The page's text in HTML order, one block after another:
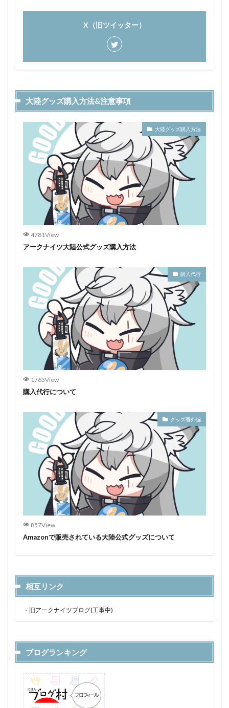
X（旧ツイッター）
大陸グッズ購入方法&注意事項
大陸グッズ購入方法
4781View
アークナイツ大陸公式グッズ購入方法
購入代行
1763View
購入代行について
グッズ番外編
857View
Amazonで販売されている大陸公式グッズについて
相互リンク
・ 旧アークナイツブログ(工事中)
ブログランキング